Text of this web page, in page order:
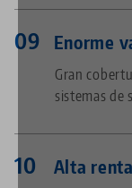
Enorme
Gran
sistemas de
Alta